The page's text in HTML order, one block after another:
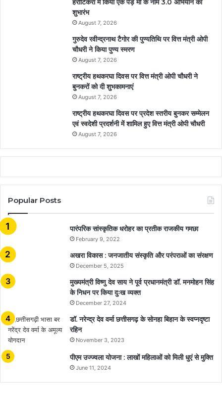
हर्राटिकरा में किया एक पेड़ माँ के नाम 3.0 अभियान का
शुभारंभ
August 7, 2026
गुरुदेव रवीन्द्रनाथ टैगोर की पुण्यतिथि पर वित्त मंत्री ओपी
चौधरी ने किया पुण्य स्मरण
August 7, 2026
राष्ट्रीय हथकरघा दिवस पर वित्त मंत्री ओपी चौधरी ने
बुनकरों को दी शुभकामनाएं
August 7, 2026
राष्ट्रीय हथकरघा दिवस पर प्रदेश स्तरीय बुनकर सम्मेलन
एवं स्वदेशी प्रदर्शनी में शामिल हुए वित्त मंत्री ओपी चौधरी
August 7, 2026
Popular Posts
​​​​​​​पारंपरिक सांस्कृतिक धरोहर का प्रतीक राजकीय गमछा
February 9, 2022
अखरा विकास : जनजातीय संस्कृति और परंपराओं का संरक्षण
December 5, 2025
मुख्यमंत्री विष्णु देव साय ने पूर्व प्रधानमंत्री डॉ. मनमोहन सिंह
के निधन पर किया दुःख व्यक्त
December 27, 2024
डॉ. नरेन्द्र देव वर्मा छत्तीसगढ़ के सोनहा बिहान के स्वप्नदृष्टा
रहिन
November 3, 2023
पीएम उज्ज्वला योजना : लाखों महिलाओं को मिली धुएं से मुक्ति
June 11, 2024